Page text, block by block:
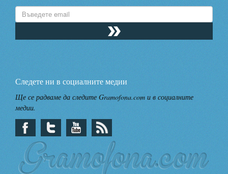
Следете ни в социалните медии
Ще се радваме да следите Gramofona.com и в социалните
медии.